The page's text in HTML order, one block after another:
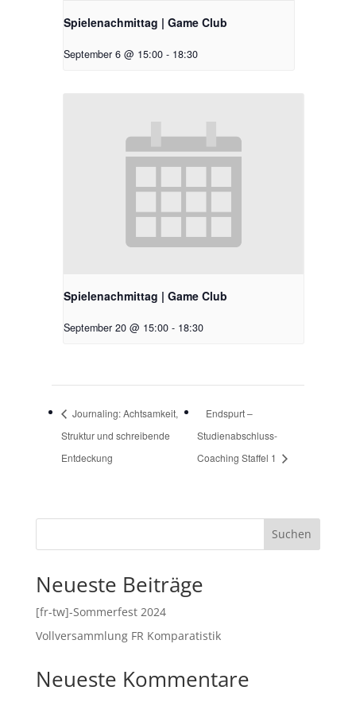
Spielenachmittag | Game Club
September 6 @ 15:00 - 18:30
Spielenachmittag | Game Club
September 20 @ 15:00 - 18:30
Journaling: Achtsamkeit,
Struktur und schreibende
Entdeckung
Endspurt –
Studienabschluss-
Coaching Staffel 1
Suchen
Neueste Beiträge
[fr-tw]-Sommerfest 2024
Vollversammlung FR Komparatistik
Neueste Kommentare